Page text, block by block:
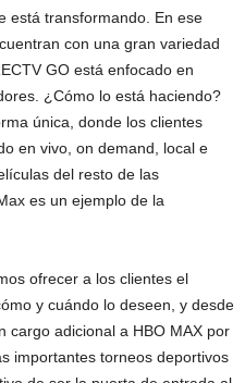
está transformando. En ese
con una gran variedad
GO está enfocado en
¿Cómo lo está haciendo?
única, donde los clientes
en vivo, on demand, local e
del resto de las
es un ejemplo de la
ofrecer a los clientes el
y cuándo lo deseen, y desde
cargo adicional a HBO MAX por
importantes torneos deportivos